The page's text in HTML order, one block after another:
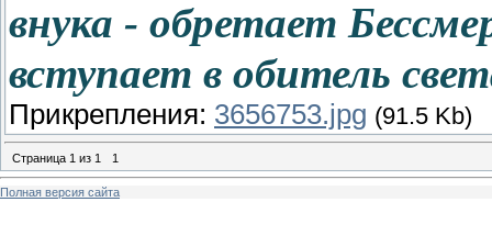
внука - обретает
вступает в обитель
Прикрепления: 3656753.jpg (91.5 Kb)
Страница 1 из 1 1
Полная версия сайта